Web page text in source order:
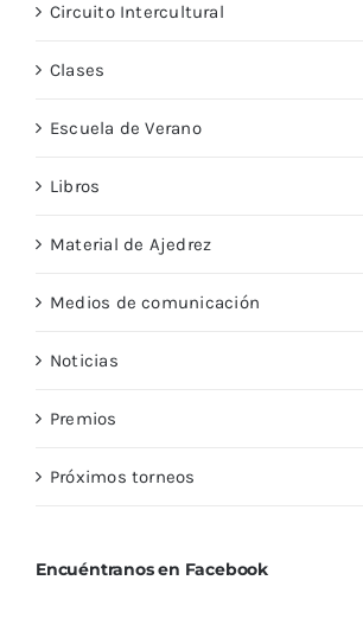
Circuito Intercultural
Clases
Escuela de Verano
Libros
Material de Ajedrez
Medios de comunicación
Noticias
Premios
Próximos torneos
Encuéntranos en Facebook